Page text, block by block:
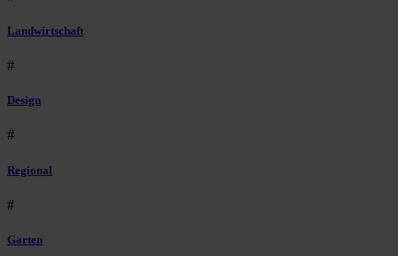
Landwirtschaft
#
Design
#
Regional
#
Garten